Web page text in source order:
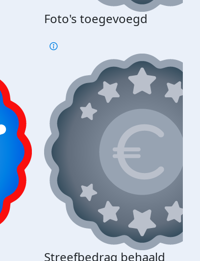
Foto's toegevoegd
Streefbedrag behaald